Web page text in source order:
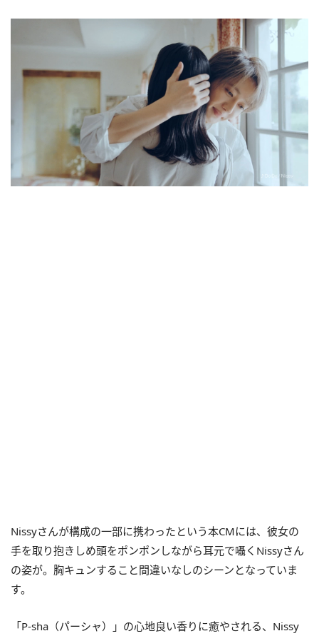
Nissyさんが構成の一部に携わったという本CMには、彼女の
手を取り抱きしめ頭をポンポンしながら耳元で囁くNissyさん
の姿が。胸キュンすること間違いなしのシーンとなっていま
す。
「P-sha（パーシャ）」の心地良い香りに癒やされる、Nissy